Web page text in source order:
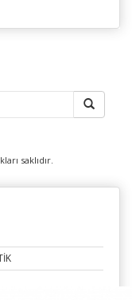
saklıdır.